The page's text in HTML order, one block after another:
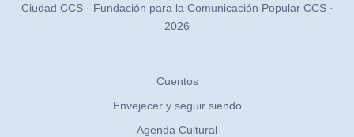
Ciudad CCS · Fundación para la Comunicación Popular CCS ·
2026
Cuentos
Envejecer y seguir siendo
Agenda Cultural